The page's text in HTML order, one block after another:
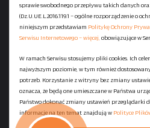
Kontakt
Regulamin
Polityka Ochrony
Polityka
sprawie swobodnego przepływu takich danych
(Dz.U.UE.L.2016.119.1 – ogólne rozporządzenie o
niniejszym przedstawiam Politykę Ochrony
Serwisu Internetowego – więcej, obowiązujące w
W ramach Serwisu stosujemy pliki cookies. Ich
najwyższym poziomie, w tym również
potrzeb. Korzystanie z witryny bez zmiany
oznacza, że będą one umieszczane w Państwa
Państwo dokonać zmiany ustawień przeglądarki
informacje na ten temat znajdują w Polityce